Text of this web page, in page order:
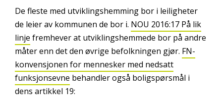
De fleste med utviklingshemming bor i leiligheter
de leier av kommunen de bor i. NOU 2016:17 På lik
linje fremhever at utviklingshemmede bor på andre
måter enn det den øvrige befolkningen gjør. FN-
konvensjonen for mennesker med nedsatt
funksjonsevne behandler også boligspørsmål i
dens artikkel 19: